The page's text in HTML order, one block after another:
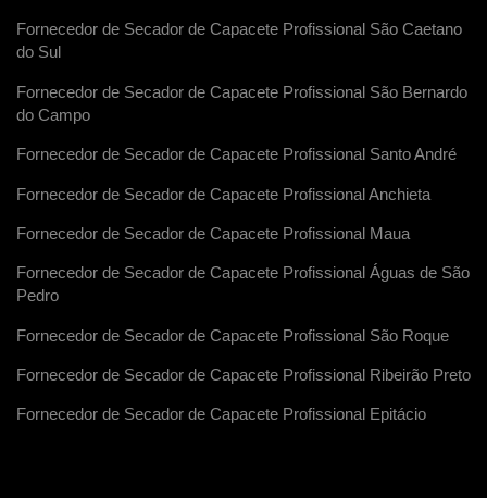
Fornecedor de Secador de Capacete Profissional São Caetano
do Sul
Fornecedor de Secador de Capacete Profissional São Bernardo
do Campo
Fornecedor de Secador de Capacete Profissional Santo André
Fornecedor de Secador de Capacete Profissional Anchieta
Fornecedor de Secador de Capacete Profissional Maua
Fornecedor de Secador de Capacete Profissional Águas de São
Pedro
Fornecedor de Secador de Capacete Profissional São Roque
Fornecedor de Secador de Capacete Profissional Ribeirão Preto
Fornecedor de Secador de Capacete Profissional Epitácio